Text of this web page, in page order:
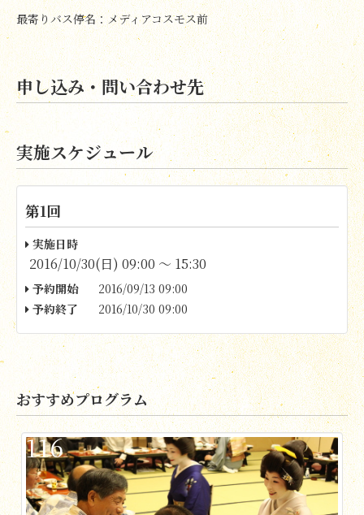
最寄りバス停名：メディアコスモス前
申し込み・問い合わせ先
実施スケジュール
第1回
実施日時
2016/10/30(日) 09:00 〜 15:30
予約開始
2016/09/13 09:00
予約終了
2016/10/30 09:00
おすすめプログラム
116